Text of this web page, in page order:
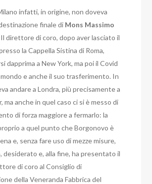
infatti, in origine, non doveva
finale di Mons Massimo
Il direttore di coro, dopo aver lasciato il
la Cappella Sistina di Roma,
dapprima a New York, ma poi il Covid
e anche il suo trasferimento. In
andare a Londra, più precisamente a
ma anche in quel caso ci si è messo di
di forza maggiore a fermarlo: la
a quel punto che Borgonovo è
e, senza fare uso di mezze misure,
desiderato e, alla fine, ha presentato il
di coro al Consiglio di
della Veneranda Fabbrica del